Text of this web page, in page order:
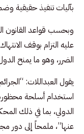
بآليات تنفيذ حقيقية
وبحسب قواعد القانون
عليه التزام بوقف
الضرر، وهو ما يمنح
يقول العبداللات:
استخدام أسلحة
الدولي، بما في ذلك
عنها”، ملمحاً إلى دور